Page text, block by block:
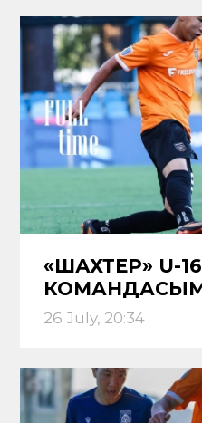
«ШАХТЕР» U-
26 July, 20:34